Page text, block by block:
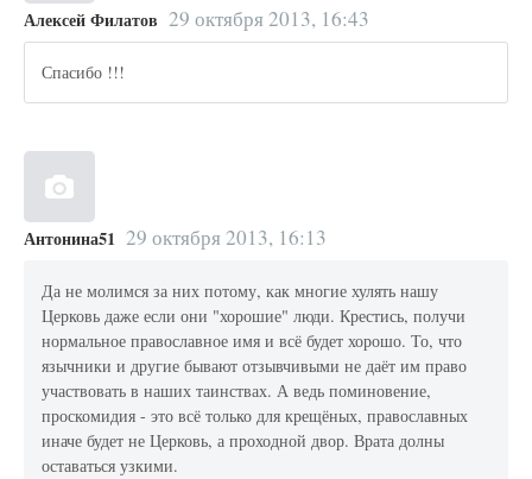
Алексей Филатов 29 октября 2013, 16:43
Спасибо !!!
Антонина51 29 октября 2013, 16:13
Да не молимся за них потому, как многие хулять нашу
Церковь даже если они "хорошие" люди. Крестись, получи
нормальное православное имя и всё будет хорошо. То, что
язычники и другие бывают отзывчивыми не даёт им право
участвовать в наших таинствах. А ведь поминовение,
проскомидия - это всё только для крещёных, православных
иначе будет не Церковь, а проходной двор. Врата долны
оставаться узкими.